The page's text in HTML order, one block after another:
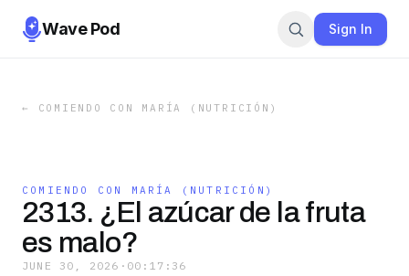
Wave Pod Sign In
← COMIENDO CON MARÍA (NUTRICIÓN)
COMIENDO CON MARÍA (NUTRICIÓN)
2313. ¿El azúcar de la fruta
es malo?
JUNE 30, 2026 · 00:17:36